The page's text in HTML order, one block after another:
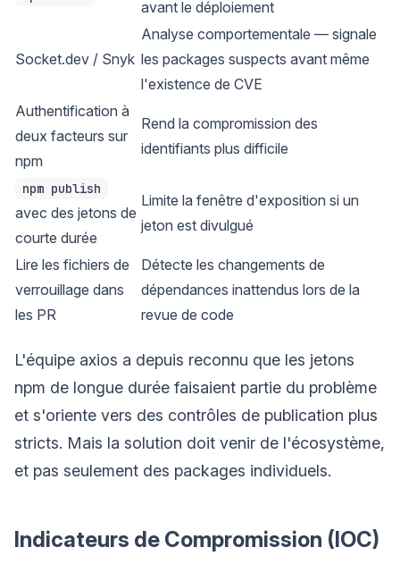
avant le déploiement
Socket.dev / Snyk
Analyse comportementale — signale
les packages suspects avant même
l'existence de CVE
Authentification à
deux facteurs sur
npm
Rend la compromission des
identifiants plus difficile
npm publish
avec des jetons de
courte durée
Limite la fenêtre d'exposition si un
jeton est divulgué
Lire les fichiers de
verrouillage dans
les PR
Détecte les changements de
dépendances inattendus lors de la
revue de code
L'équipe axios a depuis reconnu que les jetons
npm de longue durée faisaient partie du problème
et s'oriente vers des contrôles de publication plus
stricts. Mais la solution doit venir de l'écosystème,
et pas seulement des packages individuels.
Indicateurs de Compromission (IOC)